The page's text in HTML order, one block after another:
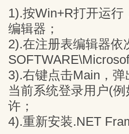
1).按Win+R打开运
编辑器；
2).在注册表编辑器依
3).右键点击Main，
当前系统登录用户(
许；
4).重新安装.NET